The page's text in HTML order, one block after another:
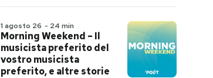
1 agosto 26 - 24 min
Morning Weekend – Il
musicista preferito del
vostro musicista
preferito, e altre storie